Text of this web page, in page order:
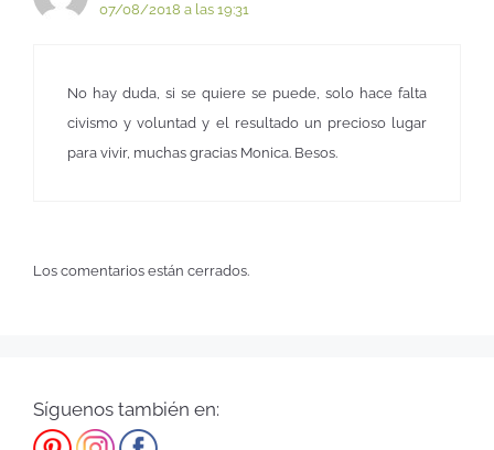
07/08/2018 a las 19:31
No hay duda, si se quiere se puede, solo hace falta
civismo y voluntad y el resultado un precioso lugar
para vivir, muchas gracias Monica. Besos.
Los comentarios están cerrados.
Síguenos también en: